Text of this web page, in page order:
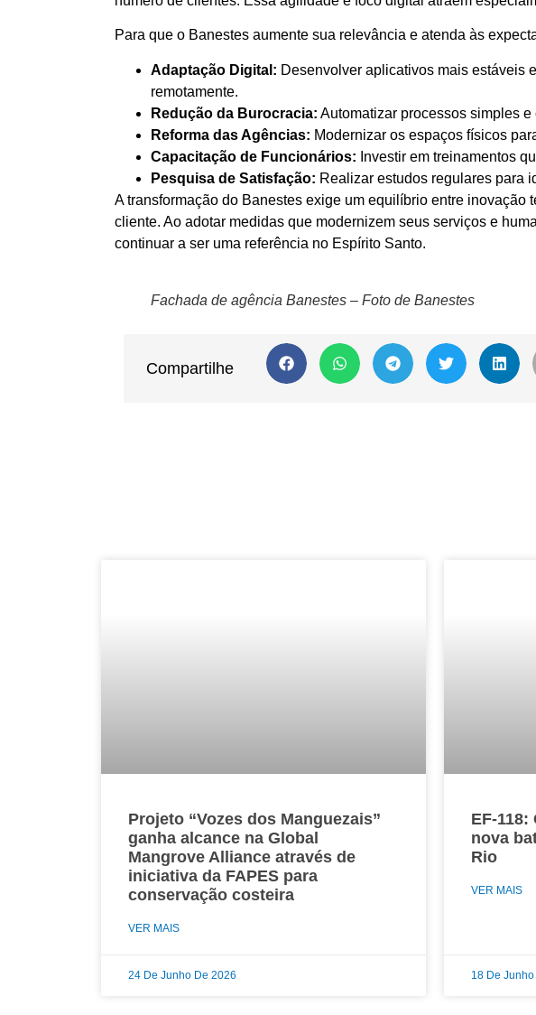
Para que o Banestes aumente sua relevância e atenda às
Adaptação Digital: Desenvolver aplicativos mais estáveis
remotamente.
Redução da Burocracia: Automatizar processos simples
Reforma das Agências: Modernizar os espaços físicos
Capacitação de Funcionários: Investir em treinamentos
Pesquisa de Satisfação: Realizar estudos regulares para
A transformação do Banestes exige um equilíbrio entre
cliente. Ao adotar medidas que modernizem seus serviços e
continuar a ser uma referência no Espírito Santo.
Fachada de agência Banestes – Foto de Banestes
Compartilhe
Projeto “Vozes dos Manguezais”
ganha alcance na Global
Mangrove Alliance através de
iniciativa da FAPES para
conservação costeira
VER MAIS
24 De Junho De 2026
EF-118:
nova
Rio
VER MAIS
18 De